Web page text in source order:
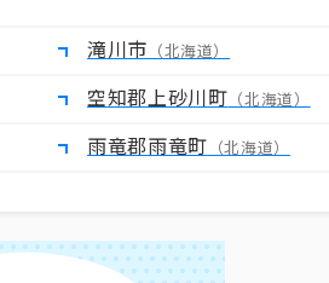
滝川市 （北海道）
空知郡上砂川町 （北海道）
雨竜郡雨竜町 （北海道）